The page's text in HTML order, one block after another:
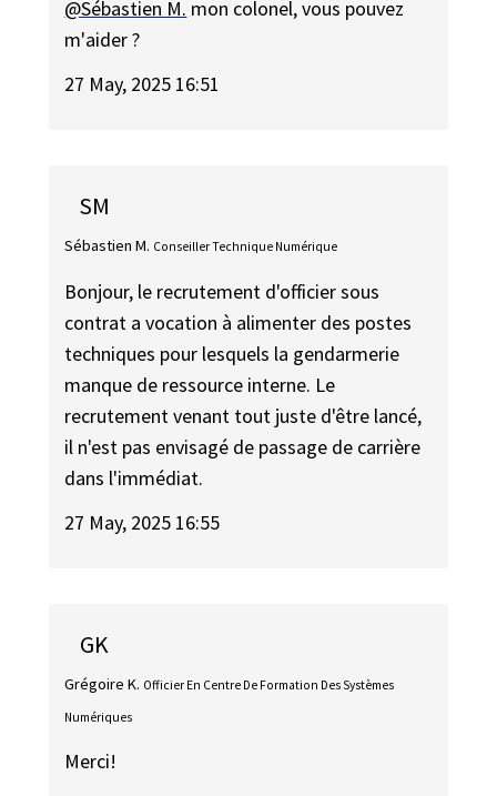
@Sébastien M. mon colonel, vous pouvez
m'aider ?
27 May, 2025 16:51
SM
Sébastien M. Conseiller Technique Numérique
Bonjour, le recrutement d'officier sous
contrat a vocation à alimenter des postes
techniques pour lesquels la gendarmerie
manque de ressource interne. Le
recrutement venant tout juste d'être lancé,
il n'est pas envisagé de passage de carrière
dans l'immédiat.
27 May, 2025 16:55
GK
Grégoire K. Officier En Centre De Formation Des Systèmes
Numériques
Merci!